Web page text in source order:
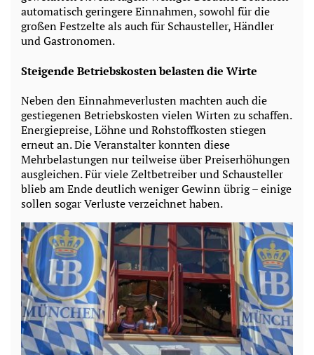
automatisch geringere Einnahmen, sowohl für die
großen Festzelte als auch für Schausteller, Händler
und Gastronomen.
Steigende Betriebskosten belasten die Wirte
Neben den Einnahmeverlusten machten auch die
gestiegenen Betriebskosten vielen Wirten zu schaffen.
Energiepreise, Löhne und Rohstoffkosten stiegen
erneut an. Die Veranstalter konnten diese
Mehrbelastungen nur teilweise über Preiserhöhungen
ausgleichen. Für viele Zeltbetreiber und Schausteller
blieb am Ende deutlich weniger Gewinn übrig – einige
sollen sogar Verluste verzeichnet haben.